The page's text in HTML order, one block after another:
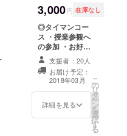
millennial
HIPHOP
group
formed in
July 2018.
In these
times when
sideline
business is a
3,000円 在庫なし
◎タイマンコー
ス ・授業参観へ
の参加 ・お好き
なメンバー1人と
の握手会 ・お土
産：「ハッピー
エンドマジッ
ク」おねだり盤
CD×1枚 ※ご希望
支援者：20人
お届け予定：
2018年03月
詳細を見る
こ
の
リ
タ
ー
ン
を
選
択
す
る